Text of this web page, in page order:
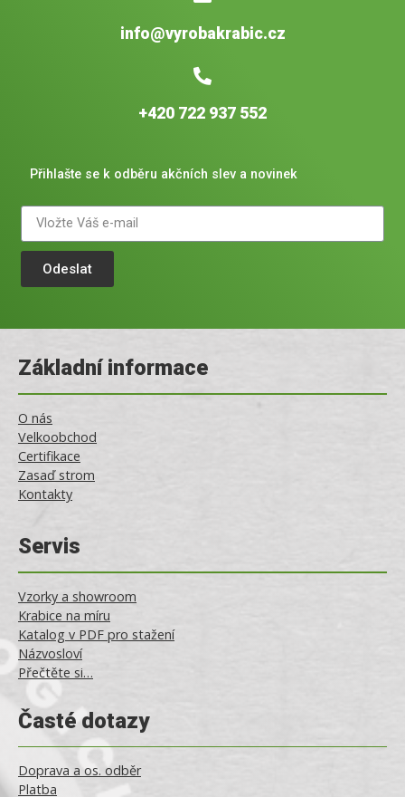
info@vyrobakrabic.cz
+420 722 937 552
Přihlašte se k odběru akčních slev a novinek
Odeslat
Základní informace
O nás
Velkoobchod
Certifikace
Zasaď strom
Kontakty
Servis
Vzorky a showroom
Krabice na míru
Katalog v PDF pro stažení
Názvosloví
Přečtěte si…
Časté dotazy
Doprava a os. odběr
Platba